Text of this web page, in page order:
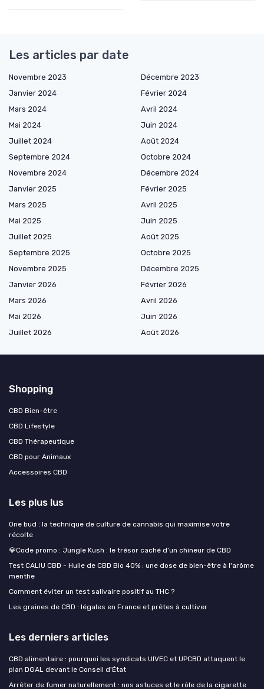
Les articles par date
Novembre 2023
Décembre 2023
Janvier 2024
Février 2024
Mars 2024
Avril 2024
Mai 2024
Juin 2024
Juillet 2024
Août 2024
Septembre 2024
Octobre 2024
Novembre 2024
Décembre 2024
Janvier 2025
Février 2025
Mars 2025
Avril 2025
Mai 2025
Juin 2025
Juillet 2025
Août 2025
Septembre 2025
Octobre 2025
Novembre 2025
Décembre 2025
Janvier 2026
Février 2026
Mars 2026
Avril 2026
Mai 2026
Juin 2026
Juillet 2026
Août 2026
Shopping
CBD Bien-être
CBD Lifestyle
CBD Thérapeutique
CBD pour Animaux
Accessoires CBD
Les plus lus
One bud : la technique de culture de cannabis qui maximise votre
récolte
💎Code promo : Jungle Kush : le trésor caché d’un chineur de CBD
Test CALIU CBD - Huile de CBD Bio 40% : une dose de bien-être à l'arôme
menthe
Comment éviter un test salivaire positif au THC ?
Les graines de CBD : légales en France et prêtes à cultiver
Les derniers articles
CBD alimentaire : pourquoi les syndicats UIVEC et UPCBD attaquent le
plan DGAL devant le Conseil d'État
Arrêter de fumer naturellement : nos astuces et le rôle de la cigarette